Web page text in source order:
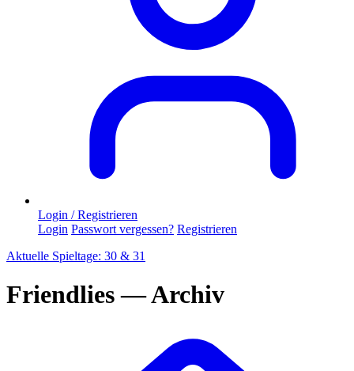
Login / Registrieren
Login Passwort vergessen? Registrieren
Aktuelle Spieltage: 30 & 31
Friendlies — Archiv